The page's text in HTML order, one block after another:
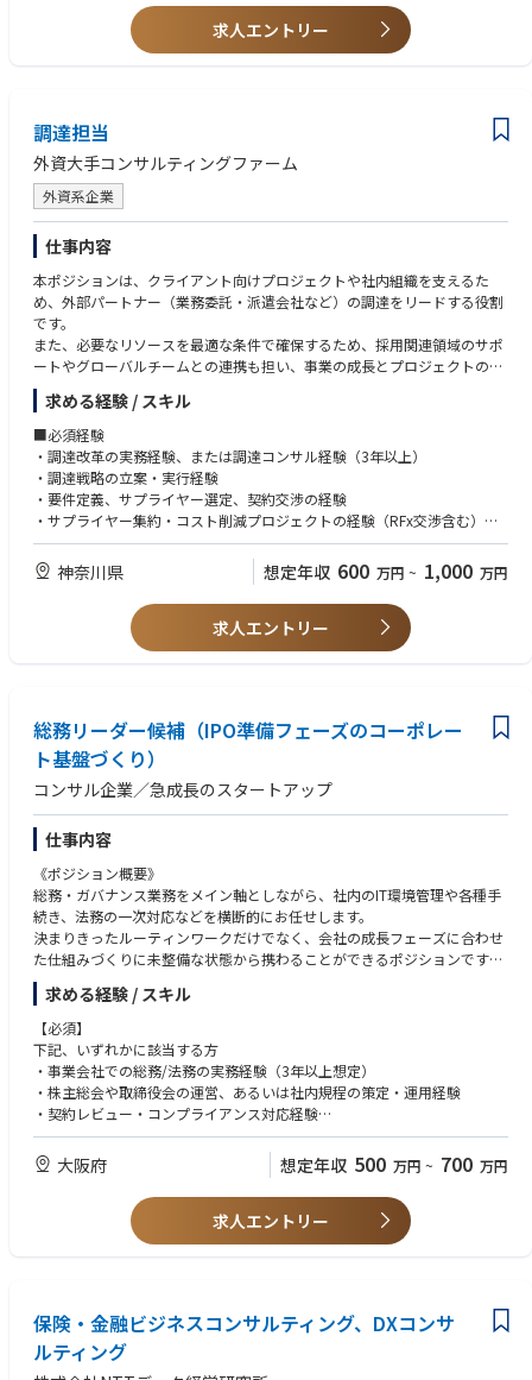
●証券業への会計監査
●監査、上場申請書類レビュー：上場までの監査業務や、上場申請時に必
要となる書類のチェック
【パブリック】
●独立行政法人や国立大学法人に対する会計監査業務、会計及び内部統制
アドバイザリー業務
●国、中央省庁/地方公共団体に対する会計支援業務、アドバイザリー業
務
●国民から負託された税財源で運営されている公益法人、学校法人、医療
法人、社会福祉法人等の
●非営利法人に対する会計監査業務、会計及び内部統制、アドバイザリー
業務
【その他】
●IFRS導入支援サービス：短期調査（課題の抽出）、課題分析及び解決策
等のアドバイス、導入アドバイス
●品質管理業務：当法人の品質管理規程・マニュアル等の整備及び運用業
務、GTILの品質管理ルールの導入及び調整など
●データ監査業務：クライアント企業の基幹システムや会計システムのデ
ータを用いた不正の検出及び分析ツールの選定及び開発など
求人エントリー
調達担当
外資大手コンサルティングファーム
外資系企業
仕事内容
本ポジションは、クライアント向けプロジェクトや社内組織を支えるた
め、外部パートナー（業務委託・派遣会社など）の調達をリードする役割
です。
また、必要なリソースを最適な条件で確保するため、採用関連領域のサポ
ートやグローバルチームとの連携も担い、事業の成長とプロジェクトの成
功に直接貢献します。
■ 主な業務内容
・外部パートナーの管理（関係構築、品質・パフォーマンス管理）
・調達プロセス全般（RFx実施、価格交渉、コスト最適化）
・調達スキームの改善・構築および調達戦略の企画・推進
・各部門（事業責任者・人事など）との連携による人員計画・リソース調
・プロジェクト提案段階における調達面の支援
・市場調査・ベンチマークおよびデータ分析による調達判断の高度化
・新規ベンダーの開拓・評価
・グローバルチームとの連携（会議・レポーティング等）
・グローバル方針を国内に適用するための調整・交渉
求める経験 / スキル
■必須経験
・調達改革の実務経験、または調達コンサル経験（3年以上）
・調達戦略の立案・実行経験
・要件定義、サプライヤー選定、契約交渉の経験
・サプライヤー集約・コスト削減プロジェクトの経験（RFx交渉含む）
・若手メンバーの育成経験
・グローバルチームとの業務経験（方針適用・調整含む）
・Excel等を用いた分析スキル
神奈川県 想定年収 600 万円 ~ 1,000 万円
求人エントリー
総務リーダー候補（IPO準備フェーズのコーポレー
ト基盤づくり）
コンサル企業／急成長のスタートアップ
仕事内容
《ポジション概要》
総務・ガバナンス業務をメイン軸としながら、社内のIT環境管理や各種手
続き、法務の一次対応などを横断的にお任せします。
決まりきったルーティンワークだけでなく、会社の成長フェーズに合わせ
た仕組みづくりに未整備な状態から携わることができるポジションです。
《具体的な業務内容》
◆総務、ガバナンス業務
・株主総会、取締役会、経営会議等の重要会議体の企画・運営・議事録作
成
・IPO審査を見据えた社内規程、稟議制度、文書管理体制の整備・運用
・全社ガバナンス強化施策および内部統制（J-SOX対応等）の企画・推進
・オフィス・ファシリティ管理、および全国拠点の運営支援
・各種ベンダー・購買・契約管理プロセスの整備・最適化
お持ちの経験や強みに合わせて、下記の業務についても柔軟に対応してい
ただきたいと考えています。
商業登記手続きなど
◆IT環境・セキュリティ管理
求める経験 / スキル
【必須】
下記、いずれかに該当する方
・事業会社での総務/法務の実務経験（3年以上想定）
・株主総会や取締役会の運営、あるいは社内規程の策定・運用経験
・契約レビュー・コンプライアンス対応経験
※上記の経験を通して、部門横断でのプロジェクトを推進、
経営層とのコミュニケーションもスムーズな方を想定しています。
・IPO準備企業、または上場企業での総務・ガバナンス実務経験
・SaaS／IT企業、または急成長スタートアップでのバックオフィス経験
・法務の一次対応（契約チェックなど）や弁護士との連携経験
大阪府 想定年収 500 万円 ~ 700 万円
求人エントリー
保険・金融ビジネスコンサルティング、DXコンサ
ルティング